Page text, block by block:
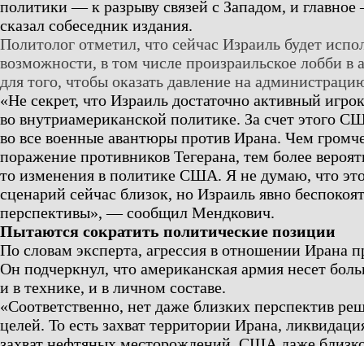
политики — к разрыву связей с Западом, и
сказал собеседник издания.
Политолог отметил, что сейчас Израиль будет
возможности, в том числе произраильское лобби в
для того, чтобы оказать давление на
«Не секрет, что Израиль достаточно активный игрок
во внутриамериканской политике. За счет этого
во все военные авантюры против Ирана. Чем
поражение противников Тегерана, тем более
то изменения в политике США. Я не думаю, что
сценарий сейчас близок, но Израиль явно
перспективы», — сообщил Мендкович.
Пытаются сократить политические позиции
По словам эксперта, агрессия в отношении Ирана
Он подчеркнул, что американская армия несет
и в технике, и в личном составе.
«Соответственно, нет даже близких перспектив
целей. То есть захват территории Ирана,